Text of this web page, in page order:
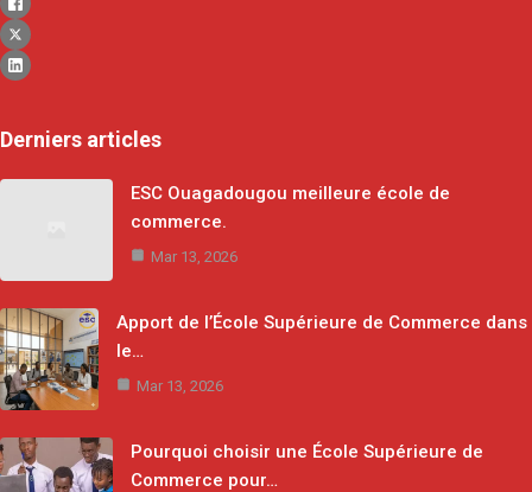
Derniers articles
ESC Ouagadougou meilleure école de
commerce.
Mar 13, 2026
Apport de l’École Supérieure de Commerce dans
le…
Mar 13, 2026
Pourquoi choisir une École Supérieure de
Commerce pour…